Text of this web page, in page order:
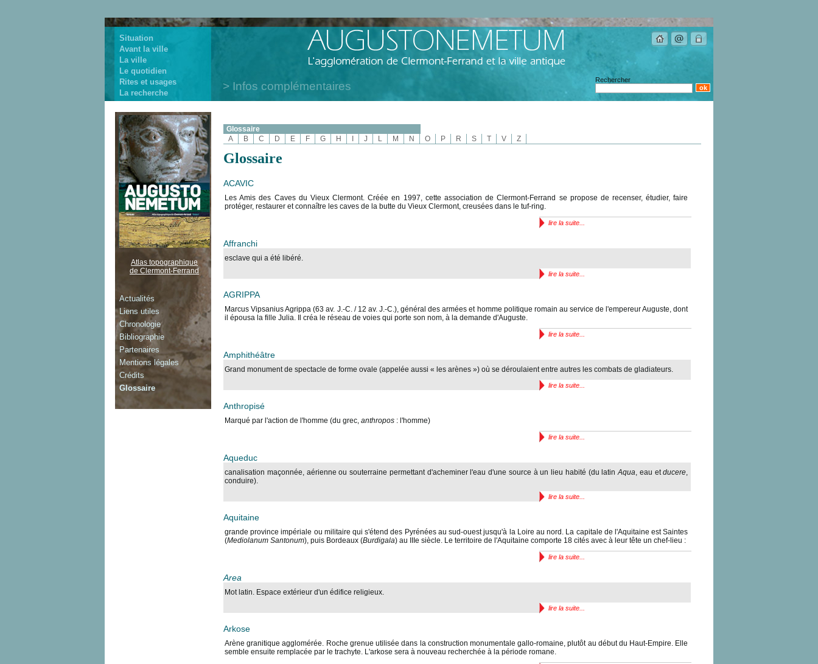
Situation
Avant la ville
La ville
Le quotidien
Rites et usages
La recherche
Rechercher
Infos complémentaires
Glossaire
A
B C D E F G H J L M N O P R S T V Z
Glossaire
ACAVIC
Les Amis des Caves du Vieux Clermont. Créée en 1997, cette association de Clermont-Ferrand se propose de recenser, étudier, faire
protéger, restaurer et connaître les caves de la butte du Vieux Clermont, creusées dans le tuf-ring.
lire la suite...
Affranchi
esclave qui a été libéré.
lire la suite...
AGRIPPA
Marcus Vipsanius Agrippa (63 av. J.-C. / 12 av. J.-C.), général des armées et homme politique romain au service de l'empereur Auguste, dont
il épousa la fille Julia. Il créa le réseau de voies qui porte son nom, à la demande d'Auguste.
lire la suite...
Amphithéâtre
Grand monument de spectacle de forme ovale (appelée aussi « les arènes ») où se déroulaient entre autres les combats de gladiateurs.
lire la suite...
Anthropisé
Marqué par l'action de l'homme (du grec, anthropos : l'homme)
lire la suite...
Aqueduc
canalisation maçonnée, aérienne ou souterraine permettant d'acheminer l'eau d'une source à un lieu habité (du latinAqua, eau etducere,
conduire).
lire la suite...
Aquitaine
grande province impériale ou militaire qui s'étend des Pyrénées au sud-ouest jusqu'à la Loire au nord. La capitale de l'Aquitaine est Saintes
(Mediolanum Santonum), puis Bordeaux (Burdigala) au IIIe siècle. Le territoire de l'Aquitaine comporte 18 cités avec à leur tête un chef-lieu :
lire la suite...
Area
Mot latin. Espace extérieur d'un édifice religieux.
lire la suite...
Arkose
Arène granitique agglomérée. Roche grenue utilisée dans la construction monumentale gallo-romaine, plutôt au début du Haut-Empire. Elle
semble ensuite remplacée par le trachyte. L'arkose sera à nouveau recherchée à la période romane.
Atlas topographique
de Clermont-Ferrand
Actualités
Liens utiles
Chronologie
Bibliographie
Partenaires
Mentions légales
Crédits
Glossaire